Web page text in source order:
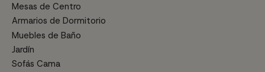
Mesas de Centro
Armarios de Dormitorio
Muebles de Baño
Jardín
Sofás Cama